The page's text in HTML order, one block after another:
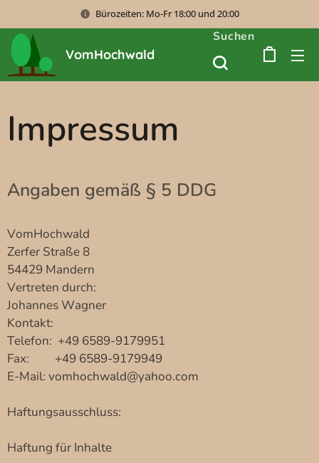
Bürozeiten: Mo-Fr 18:00 und 20:00
VomHochwald
Suchen
Impressum
Angaben gemäß § 5 DDG
VomHochwald
Zerfer Straße 8
54429 Mandern
Vertreten durch:
Johannes Wagner
Kontakt:
Telefon: +49 6589-9179951
Fax: +49 6589-9179949
E-Mail: vomhochwald@yahoo.com
Haftungsausschluss:
Haftung für Inhalte